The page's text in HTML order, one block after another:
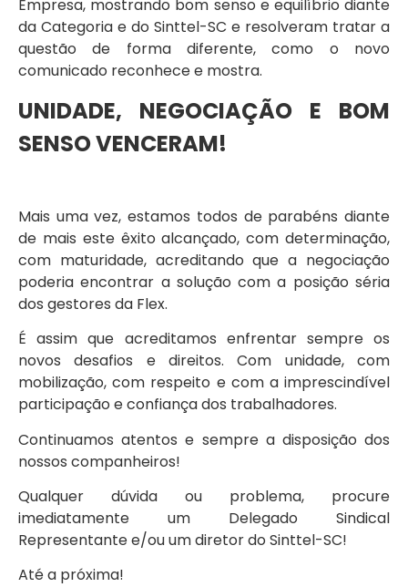
Empresa, mostrando bom senso e equilíbrio diante
da Categoria e do Sinttel-SC e resolveram tratar a
questão de forma diferente, como o novo
comunicado reconhece e mostra.
UNIDADE, NEGOCIAÇÃO E BOM
SENSO VENCERAM!
Mais uma vez, estamos todos de parabéns diante
de mais este êxito alcançado, com determinação,
com maturidade, acreditando que a negociação
poderia encontrar a solução com a posição séria
dos gestores da Flex.
É assim que acreditamos enfrentar sempre os
novos desafios e direitos. Com unidade, com
mobilização, com respeito e com a imprescindível
participação e confiança dos trabalhadores.
Continuamos atentos e sempre a disposição dos
nossos companheiros!
Qualquer dúvida ou problema, procure
imediatamente um Delegado Sindical
Representante e/ou um diretor do Sinttel-SC!
Até a próxima!